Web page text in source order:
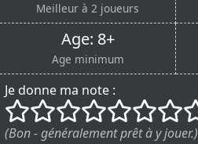
Meilleur à 2 joueurs
Age: 8+
Age minimum
Je donne ma note :
()
() () () () () ()
(Bon - généralement prêt à y jouer.)